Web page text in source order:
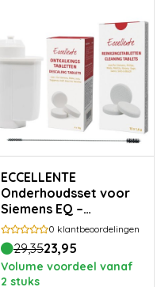
ECCELLENTE
Onderhoudsset voor
Siemens EQ –
Waterfilter, Ontkalker
& Reiniging
0 klantbeoordelingen
29,3523,95
Volume voordeel vanaf
2 stuks